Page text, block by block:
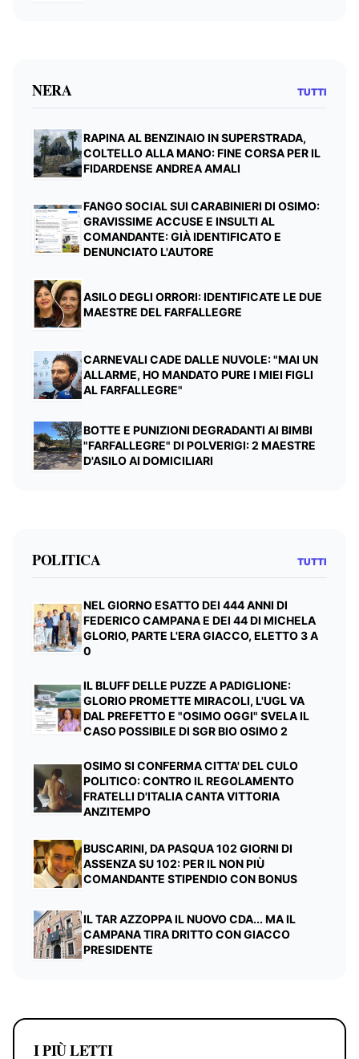
NERA TUTTI
RAPINA AL BENZINAIO IN SUPERSTRADA,
COLTELLO ALLA MANO: FINE CORSA PER IL
FIDARDENSE ANDREA AMALI
FANGO SOCIAL SUI CARABINIERI DI OSIMO:
GRAVISSIME ACCUSE E INSULTI AL
COMANDANTE: GIÀ IDENTIFICATO E
DENUNCIATO L'AUTORE
ASILO DEGLI ORRORI: IDENTIFICATE LE DUE
MAESTRE DEL FARFALLEGRE
CARNEVALI CADE DALLE NUVOLE: "MAI UN
ALLARME, HO MANDATO PURE I MIEI FIGLI
AL FARFALLEGRE"
BOTTE E PUNIZIONI DEGRADANTI AI BIMBI
"FARFALLEGRE" DI POLVERIGI: 2 MAESTRE
D'ASILO AI DOMICILIARI
POLITICA TUTTI
NEL GIORNO ESATTO DEI 444 ANNI DI
FEDERICO CAMPANA E DEI 44 DI MICHELA
GLORIO, PARTE L'ERA GIACCO, ELETTO 3 A
0
IL BLUFF DELLE PUZZE A PADIGLIONE:
GLORIO PROMETTE MIRACOLI, L'UGL VA
DAL PREFETTO E "OSIMO OGGI" SVELA IL
CASO POSSIBILE DI SGR BIO OSIMO 2
OSIMO SI CONFERMA CITTA' DEL CULO
POLITICO: CONTRO IL REGOLAMENTO
FRATELLI D'ITALIA CANTA VITTORIA
ANZITEMPO
BUSCARINI, DA PASQUA 102 GIORNI DI
ASSENZA SU 102: PER IL NON PIÙ
COMANDANTE STIPENDIO CON BONUS
IL TAR AZZOPPA IL NUOVO CDA... MA IL
CAMPANA TIRA DRITTO CON GIACCO
PRESIDENTE
I PIÙ LETTI